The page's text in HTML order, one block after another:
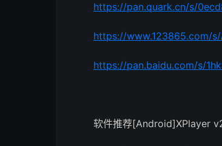
https://pan.quark.cn/s/
https://www.123865.com/
https://pan.baidu.com/s/
软件推荐[Android]XPlayer